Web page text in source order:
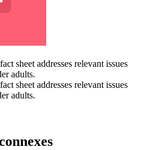
sheet addresses relevant issues
adults.
sheet addresses relevant issues
adults.